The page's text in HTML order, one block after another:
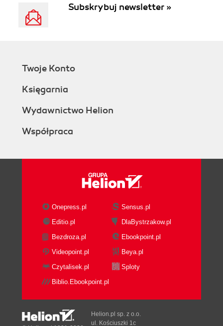
Subskrybuj newsletter »
Twoje Konto
Księgarnia
Wydawnictwo Helion
Współpraca
Onepress.pl
Sensus.pl
Editio.pl
DlaBystrzakow.pl
Bezdroza.pl
Ebookpoint.pl
Videopoint.pl
Beya.pl
Czytalisek.pl
Sploty
Biblio.Ebookpoint.pl
Helion.pl sp. z o.o.
ul. Kościuszki 1c